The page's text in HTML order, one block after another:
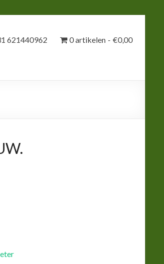
621440962 0 artikelen €0,00